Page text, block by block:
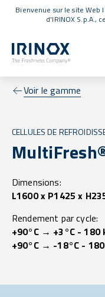
Bienvenue sur le site Web
d'IRINOX S.p.A.,
Voir le gamme
CELLULES DE
Dimensions:
L1600 x P1425 x
Rendement par cycle:
+90°C → +3°C - 180
+90°C → -18°C -